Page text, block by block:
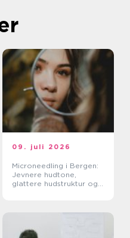
09. juli 2026
Microneedling i Bergen:
Jevnere hudtone,
glattere hudstruktur og